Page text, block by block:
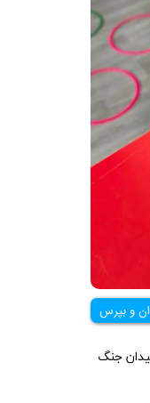
و بپرس
جنگ